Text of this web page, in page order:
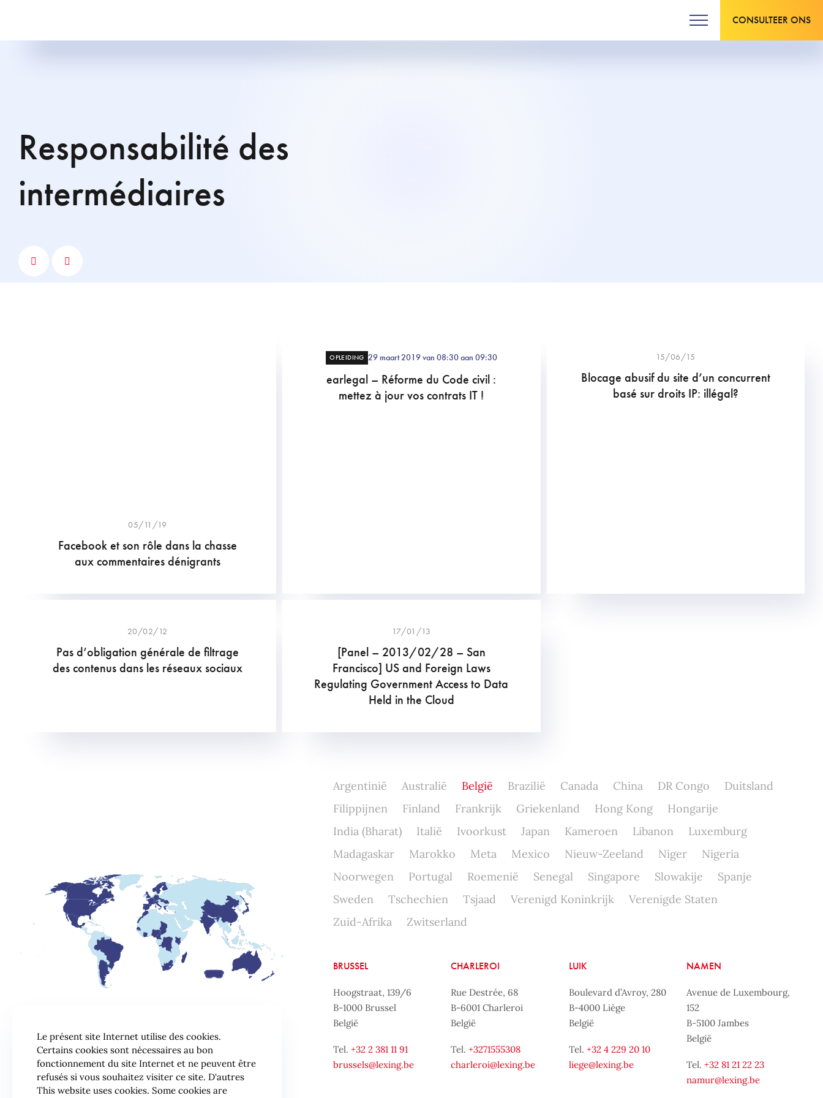
CONSULTEER ONS
Responsabilité des
intermédiaires
05/11/19
Facebook et son rôle dans la chasse
aux commentaires dénigrants
OPLEIDING 29 maart 2019 van 08:30 aan 09:30
earlegal – Réforme du Code civil :
mettez à jour vos contrats IT !
15/06/15
Blocage abusif du site d’un concurrent
basé sur droits IP: illégal?
20/02/12
Pas d’obligation générale de filtrage
des contenus dans les réseaux sociaux
17/01/13
[Panel – 2013/02/28 – San
Francisco] US and Foreign Laws
Regulating Government Access to Data
Held in the Cloud
Argentinië Australië België Brazilië Canada China DR Congo
Duitsland
Filippijnen
Finland Frankrijk Griekenland Hong Kong
Hongarije
India (Bharat)
Italië Ivoorkust Japan Kameroen Libanon
Luxemburg
Madagaskar
Marokko Meta Mexico Nieuw-Zeeland Niger
Nigeria
Noorwegen
Portugal Roemenië Senegal Singapore Slowakije
Spanje
Sweden
Tschechien Tsjaad Verenigd Koninkrijk
Verenigde Staten
Zuid-Afrika
Zwitserland
BRUSSEL
Hoogstraat, 139/6
B-1000 Brussel
België
Tel. +32 2 381 11 91
brussels@lexing.be
CHARLEROI
Rue Destrée, 68
B-6001 Charleroi
België
Tel.+3271555308
charleroi@lexing.be
LUIK
Boulevard d’Avroy, 280
B-4000 Liège
België
Tel. +32 4 229 20 10
liege@lexing.be
NAMEN
Avenue de Luxembourg,
152
B-5100 Jambes
België
Tel.+32 81 21 22 23
namur@lexing.be
Le présent site Internet utilise des cookies.
Certains cookies sont nécessaires au bon
fonctionnement du site Internet et ne peuvent être
refusés si vous souhaitez visiter ce site. D'autres
This website uses cookies. Some cookies are